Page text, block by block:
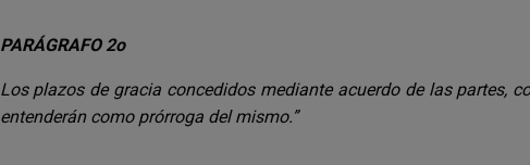
PARÁGRAFO 2o
Los plazos de gracia concedidos mediante acuerdo de las partes,
entenderán como prórroga del mismo.”